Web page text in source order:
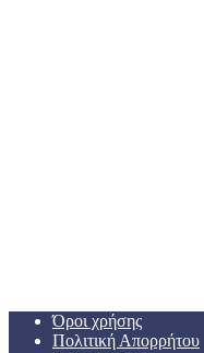
Όροι χρήσης
Πολιτική Απορρήτου